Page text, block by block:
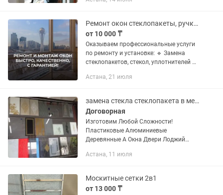
цветов Замена уплотнителя (резинки)
Ремонт окон стеклопакеты, ручки, замки, уплотнители, монтаж балконов
от 10 000 ₸
Оказываем профессиональные услуги
по ремонту и установке: 🔹 Замена
стеклопакетов, стекол, уплотнителей 🔹
пластиковых откосов и перегородок 🔹
Астана, 21 июля
замена стекла стеклопакета в межкомнатных дверях ремонт окон регулировка
Договорная
Изготовим Любой Сложности!
Пластиковые Алюминиевые
Деревянные А Окна Двери Лоджий
Входные Группы Кассовые Кабины
Кабины Офисные...
Астана, 11 июля
Москитные сетки 2в1
от 13 000 ₸